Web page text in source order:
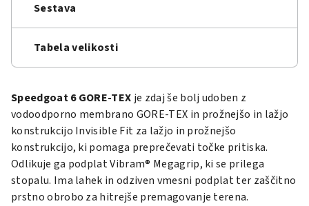
Sestava
Tabela velikosti
Speedgoat 6 GORE-TEX je zdaj še bolj udoben z
vodoodporno membrano GORE-TEX in prožnejšo in lažjo
konstrukcijo Invisible Fit za lažjo in prožnejšo
konstrukcijo, ki pomaga preprečevati točke pritiska.
Odlikuje ga podplat Vibram® Megagrip, ki se prilega
stopalu. Ima lahek in odziven vmesni podplat ter zaščitno
prstno obrobo za hitrejše premagovanje terena.